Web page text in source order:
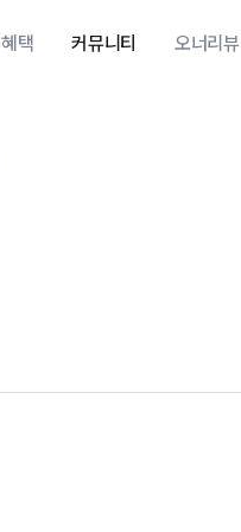
혜택 커뮤니티 오너리뷰